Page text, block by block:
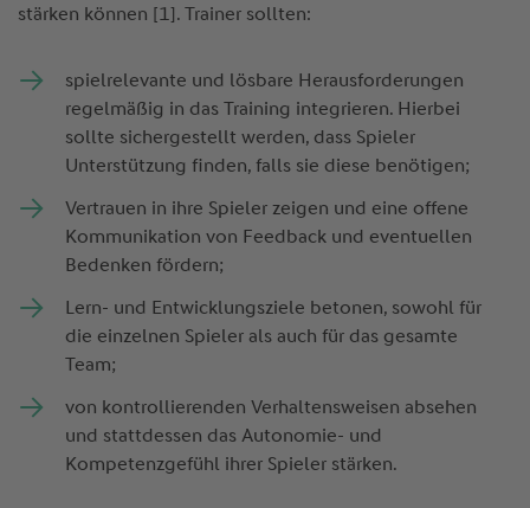
stärken können [1]. Trainer sollten:
spielrelevante und lösbare Herausforderungen
regelmäßig in das Training integrieren. Hierbei
sollte sichergestellt werden, dass Spieler
Unterstützung finden, falls sie diese benötigen;
Vertrauen in ihre Spieler zeigen und eine offene
Kommunikation von Feedback und eventuellen
Bedenken fördern;
Lern- und Entwicklungsziele betonen, sowohl für
die einzelnen Spieler als auch für das gesamte
Team;
von kontrollierenden Verhaltensweisen absehen
und stattdessen das Autonomie- und
Kompetenzgefühl ihrer Spieler stärken.